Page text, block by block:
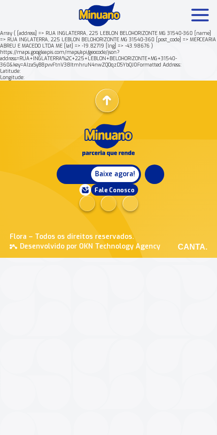
Array ( [address] => RUA INGLATERRA, 225 LEBLON BELOHORIZONTE MG 31540-360 [name]
=> RUA INGLATERRA, 225 LEBLON BELOHORIZONTE MG 31540-360 [post_code] => MERCEARIA
ABREU E MACEDO LTDA ME [lat] => -19.82719 [lng] => -43.98676 )
https://maps.googleapis.com/maps/api/geocode/json?
address=RUA+INGLATERRA%2C+225+LEBLON+BELOHORIZONTE+MG+31540-
360&key=AIzaSyB8pvvFtnV38ItmhruN4nwZQOqzDSYbQJ0Formatted Address:
Latitude:
Longitude:
Baixe agora!
Fale Conosco
Flora – Todos os direitos reservados.
Desenvolvido por OKN Technology Agency
CANTA.
Mais buscados: Produtos Minuano Rende +
Nossa história